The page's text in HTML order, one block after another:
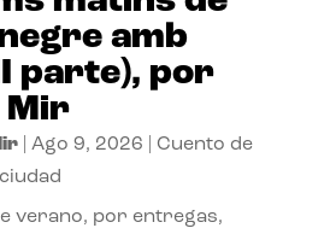
amb
parte), por
Mir
| Ago 9, 2026
Cuento de
verano, por entregas,